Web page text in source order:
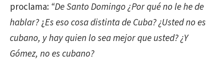
proclama: “De Santo Domingo ¿Por qué no le he de
hablar?¿Es eso cosa distinta de Cuba? ¿Usted no es
cubano, y hay quien lo sea mejor que usted? ¿Y
Gómez, no es cubano?